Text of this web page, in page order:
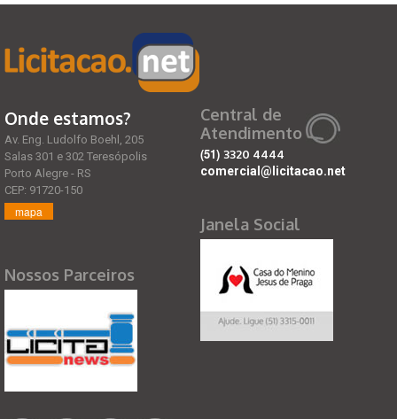
Onde estamos?
Av. Eng. Ludolfo Boehl, 205
Salas 301 e 302 Teresópolis
Porto Alegre - RS
CEP: 91720-150
mapa
Nossos Parceiros
Central de
Atendimento
(51) 3320 4444
comercial@licitacao.net
Janela Social